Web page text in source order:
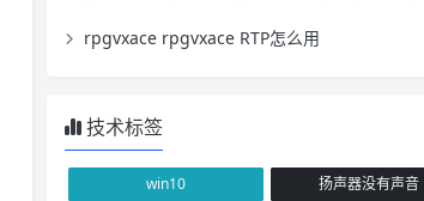
rpgvxace rpgvxace RTP怎么用
技术标签
win10 扬声器没有声音